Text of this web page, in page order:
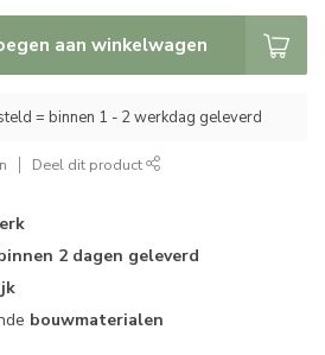
aan winkelwagen
= binnen 1 - 2 werkdag geleverd
Deel dit product
2 dagen geleverd
bouwmaterialen